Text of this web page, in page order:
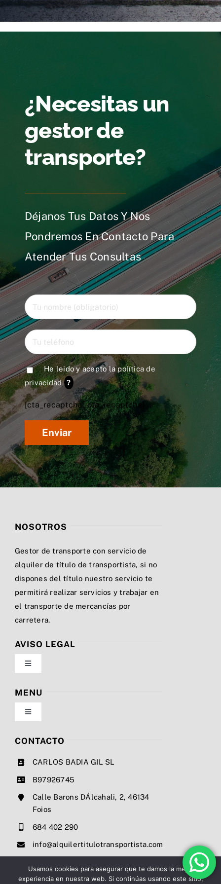
¿Necesitas un
gestor de
transporte?
Déjanos Tus Datos Y Nos
Pondremos En Contacto Para
Atender Tus Consultas
He leido y acepto lapolítica de
privacidad ?
[cta_recaptcha* cta_recaptcha]
NOSOTROS
Gestor de transporte con servicio de
alquiler de título de transportista, si no
dispones del título nuestro servicio te
permitirá realizar servicios y trabajar en
el transporte de mercancías por
carretera.
AVISO LEGAL
Toggle
Navigation
Política de privacidad
Condiciones de uso
MENU
Toggle
Navigation
Nosotros
Precios
Contacto
CONTACTO
CARLOS BADIA GIL SL
B97926745
Calle Barons DÁlcahali, 2, 46134
Foios
684 402 290
info@alquilertitulotransportista.com
Usamos cookies para asegurar que te damos la mejor
experiencia en nuestra web. Si continúas usando este sitio,